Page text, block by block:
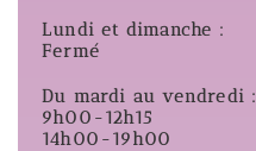
Lundi et dimanche :
Fermé
Du mardi au vendredi :
9h00-12h15
14h00-19h00